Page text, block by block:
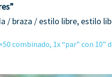
/ braza / estilo libre, estilo
combinado, 1x “par” con 10”